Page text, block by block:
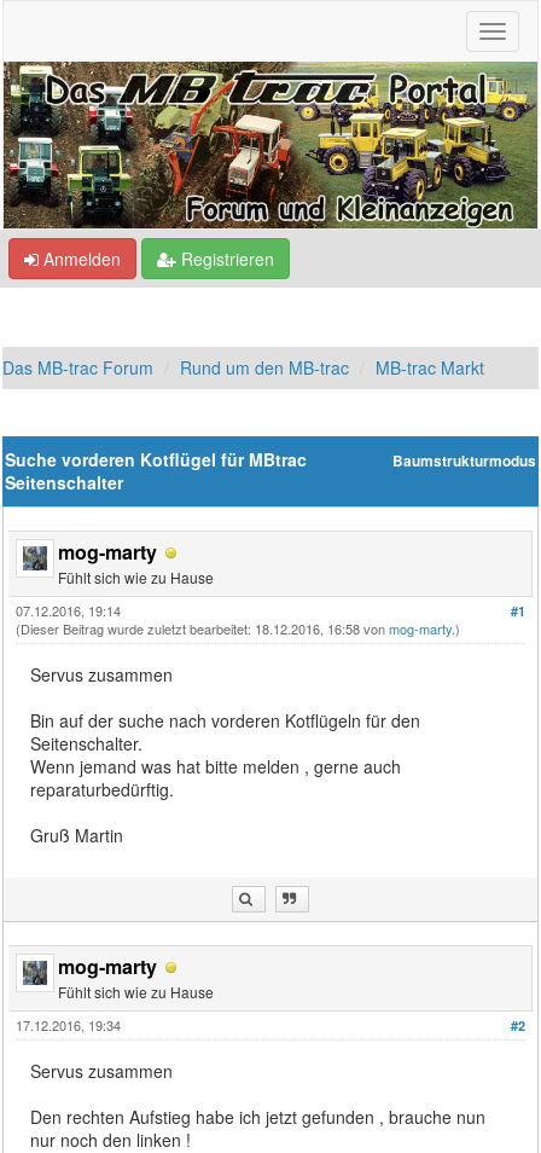
Anmelden Registrieren
Das MB-trac Forum Rund um den MB-trac MB-trac Markt
Baumstrukturmodus
Suche vorderen Kotflügel für MBtrac
Seitenschalter
mog-marty
Fühlt sich wie zu Hause
#1
07.12.2016, 19:14
(Dieser Beitrag wurde zuletzt bearbeitet: 18.12.2016, 16:58 vonmog-marty.)
Servus zusammen
Bin auf der suche nach vorderen Kotflügeln für den
Seitenschalter.
Wenn jemand was hat bitte melden , gerne auch
reparaturbedürftig.
Gruß Martin
mog-marty
Fühlt sich wie zu Hause
#2
17.12.2016, 19:34
Servus zusammen
Den rechten Aufstieg habe ich jetzt gefunden , brauche nun
nur noch den linken !